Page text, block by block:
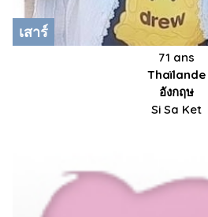
เสาร์
71 ans
Thaïlande
อังกฤษ
Si Sa Ket